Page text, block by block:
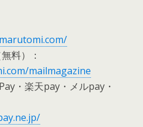
料）：
mailmagazine
・楽天pay・メルpay・